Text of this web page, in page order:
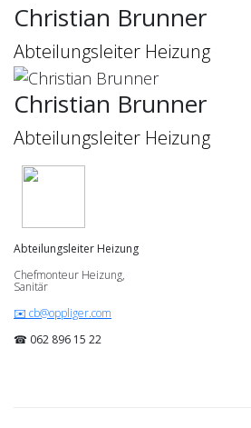
Christian Brunner
Abteilungsleiter Heizung
Christian Brunner
Abteilungsleiter Heizung
Abteilungsleiter Heizung
Chefmonteur Heizung,
Sanitär
✉️ cb@oppliger.com
☎ 062 896 15 22